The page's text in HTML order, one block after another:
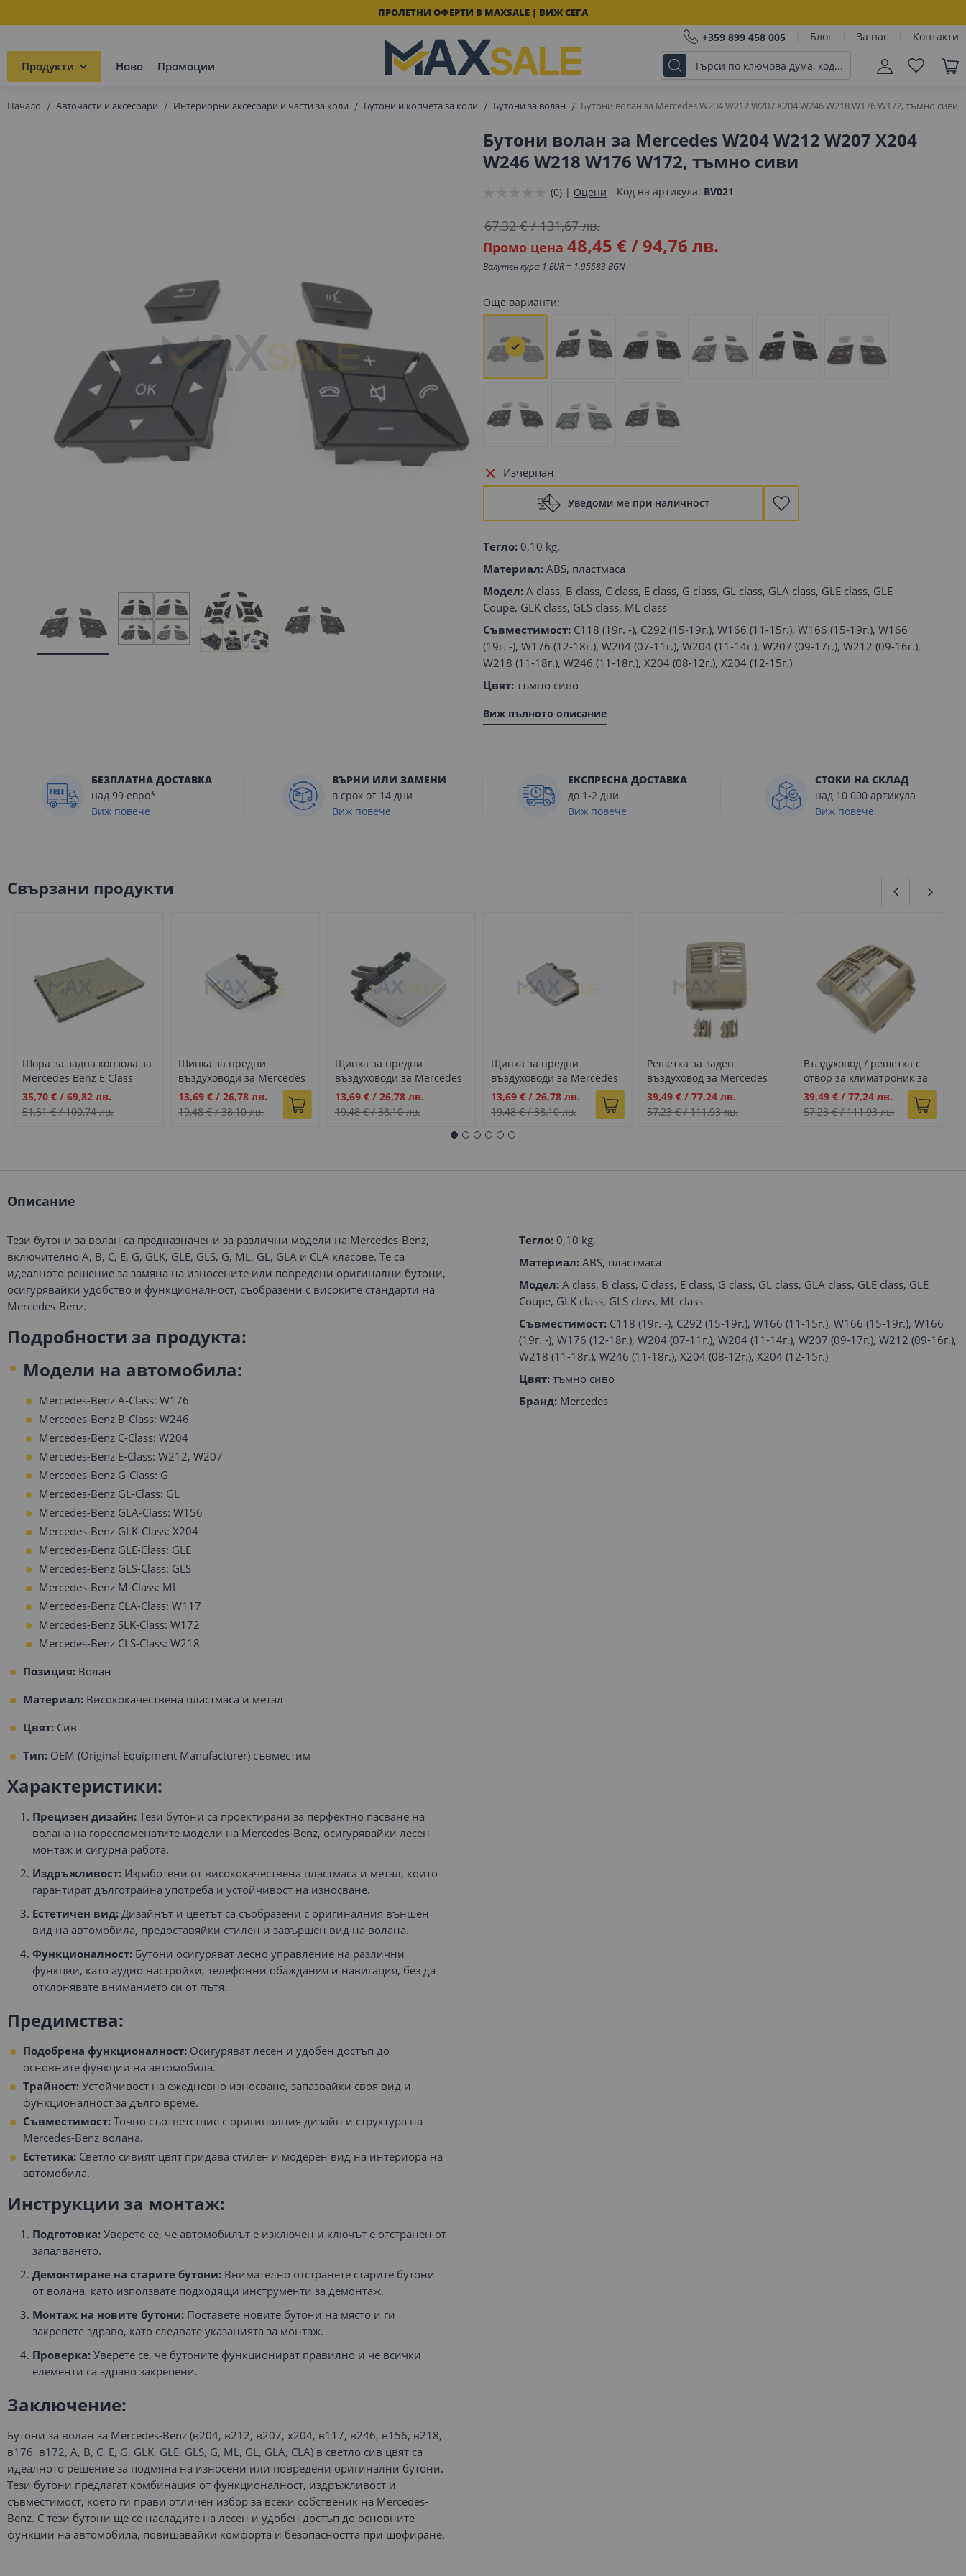
ПРОЛЕТНИ ОФЕРТИ В MAXSALE | ВИЖ СЕГА
+359 899 458 005 Блог За нас Контакти
Продукти Ново Промоции
Начало Авточасти и аксесоари Интериорни аксесоари и части за коли Бутони и копчета за коли Бутони за волан Бутони волан за Mercedes W204 W212 W207 X204 W246 W218 W176 W172, тъмно сиви
Бутони волан за Mercedes W204 W212 W207 X204
W246 W218 W176 W172, тъмно сиви
(0) | Оцени Код на артикула BV021
Промо цена 48,45 €/ 94,76 лв.
67,32 €/131,67 лв.
Валутен курс: 1 EUR = 1.95583 BGN
Още варианти:
Изчерпан
Уведоми ме при наличност
Тегло: 0,10 kg.
Материал: ABS, пластмаса
Модел: A class, B class, C class, E class, G class, GL class, GLA class, GLE class, GLE
Coupe, GLK class, GLS class, ML class
Съвместимост: C118 (19г. -), C292 (15-19г.), W166 (11-15г.), W166 (15-19г.), W166
(19г. -), W176 (12-18г.), W204 (07-11г.), W204 (11-14г.), W207 (09-17г.), W212 (09-16г.),
W218 (11-18г.), W246 (11-18г.), X204 (08-12г.), X204 (12-15г.)
Цвят: тъмно сиво
Виж пълното описание
БЕЗПЛАТНА ДОСТАВКА
над 99 евро*
Виж повече
ВЪРНИ ИЛИ ЗАМЕНИ
в срок от 14 дни
Виж повече
ЕКСПРЕСНА ДОСТАВКА
до 1-2 дни
Виж повече
СТОКИ НА СКЛАД
над 10 000 артикула
Виж повече
Свързани продукти
Щора за задна конзола за
Mercedes Benz E Class
W207 сиво
Промо
цена
35,70 €/ 69,82 лв.
51,51 €/100,74 лв.
Щипка за предни
въздуховоди за Mercedes
Benz E class W207
сребристо сиво
Промо
цена
13,69 € /26,78 лв.
19,48 €/38,10 лв.
Щипка за предни
въздуховоди за Mercedes
Benz E class W212 facelift
сребристо сиво
Промо
цена
13,69 €/ 26,78 лв.
19,48 €/38,10 лв.
Щипка за предни
въздуховоди за Mercedes
Benz E class W212
сребристо сиво
Промо
цена
13,69 €/ 26,78 лв.
19,48 €/38,10 лв.
Решетка за заден
въздуховод за Mercedes
Benz C class W204, бежов
Промо
цена
39,49 € /77,24 лв.
57,23 €/111,93 лв.
Въздуховод / решетка с
отвор за климатроник за
Mercedes Benz C class
W204 бежов заден
Промо
цена
39,49 €/ 77,24 лв.
57,23 €/111,93 лв.
Описание
Тези бутони за волан са предназначени за различни модели на Mercedes-Benz,
включително A, B, C, E, G, GLK, GLE, GLS, G, ML, GL, GLA и CLA класове. Те са
идеалното решение за замяна на износените или повредени оригинални бутони,
осигурявайки удобство и функционалност, съобразени с високите стандарти на
Mercedes-Benz.
Подробности за продукта:
Модели на автомобила:
Mercedes-Benz A-Class: W176
Mercedes-Benz B-Class: W246
Mercedes-Benz C-Class: W204
Mercedes-Benz E-Class: W212, W207
Mercedes-Benz G-Class: G
Mercedes-Benz GL-Class: GL
Mercedes-Benz GLA-Class: W156
Mercedes-Benz GLK-Class: X204
Mercedes-Benz GLE-Class: GLE
Mercedes-Benz GLS-Class: GLS
Mercedes-Benz M-Class: ML
Mercedes-Benz CLA-Class: W117
Mercedes-Benz SLK-Class: W172
Mercedes-Benz CLS-Class: W218
Позиция: Волан
Материал: Висококачествена пластмаса и метал
Цвят: Сив
Тип: OEM (Original Equipment Manufacturer) съвместим
Характеристики:
Прецизен дизайн: Тези бутони са проектирани за перфектно пасване на
волана на гореспоменатите модели на Mercedes-Benz, осигурявайки лесен
монтаж и сигурна работа.
Издръжливост: Изработени от висококачествена пластмаса и метал, които
гарантират дълготрайна употреба и устойчивост на износване.
Естетичен вид: Дизайнът и цветът са съобразени с оригиналния външен
вид на автомобила, предоставяйки стилен и завършен вид на волана.
Функционалност: Бутони осигуряват лесно управление на различни
функции, като аудио настройки, телефонни обаждания и навигация, без да
отклонявате вниманието си от пътя.
Предимства:
Подобрена функционалност: Осигуряват лесен и удобен достъп до
основните функции на автомобила.
Трайност: Устойчивост на ежедневно износване, запазвайки своя вид и
функционалност за дълго време.
Съвместимост: Точно съответствие с оригиналния дизайн и структура на
Mercedes-Benz волана.
Естетика: Светло сивият цвят придава стилен и модерен вид на интериора на
автомобила.
Инструкции за монтаж:
Подготовка: Уверете се, че автомобилът е изключен и ключът е отстранен от
запалването.
Демонтиране на старите бутони: Внимателно отстранете старите бутони
от волана, като използвате подходящи инструменти за демонтаж.
Монтаж на новите бутони: Поставете новите бутони на място и ги
закрепете здраво, като следвате указанията за монтаж.
Проверка: Уверете се, че бутоните функционират правилно и че всички
елементи са здраво закрепени.
Заключение:
Бутони за волан за Mercedes-Benz (в204, в212, в207, х204, в117, в246, в156, в218,
в176, в172, А, B, C, E, G, GLK, GLE, GLS, G, ML, GL, GLA, CLA) в светло сив цвят са
идеалното решение за подмяна на износени или повредени оригинални бутони.
Тези бутони предлагат комбинация от функционалност, издръжливост и
съвместимост, което ги прави отличен избор за всеки собственик на Mercedes-
Benz. С тези бутони ще се насладите на лесен и удобен достъп до основните
функции на автомобила, повишавайки комфорта и безопасността при шофиране.
Тегло: 0,10 kg.
Материал: ABS, пластмаса
Модел: A class, B class, C class, E class, G class, GL class, GLA class, GLE class, GLE
Coupe, GLK class, GLS class, ML class
Съвместимост: C118 (19г. -), C292 (15-19г.), W166 (11-15г.), W166 (15-19г.), W166
(19г. -), W176 (12-18г.), W204 (07-11г.), W204 (11-14г.), W207 (09-17г.), W212 (09-16г.),
W218 (11-18г.), W246 (11-18г.), X204 (08-12г.), X204 (12-15г.)
Цвят: тъмно сиво
Бранд: Mercedes